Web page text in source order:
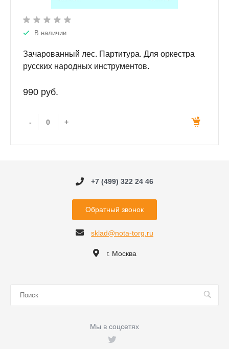
В наличии
Зачарованный лес. Партитура. Для оркестра
русских народных инструментов.
990 руб.
- +
+7 (499) 322 24 46
Обратный звонок
sklad@nota-torg.ru
г. Москва
Мы в соцсетях